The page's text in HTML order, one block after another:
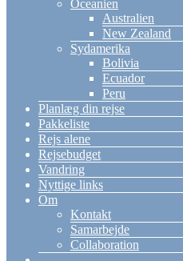
Oceanien
Australien
New Zealand
Sydamerika
Bolivia
Ecuador
Peru
Planlæg din rejse
Pakkeliste
Rejs alene
Rejsebudget
Vandring
Nyttige links
Om
Kontakt
Samarbejde
Collaboration